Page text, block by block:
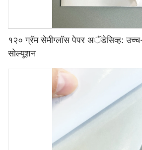
१२० ग्रॅम सेमीग्लॉस पेपर अॅडेसिव्ह:
सोल्यूशन